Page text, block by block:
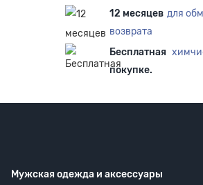
12 месяцев для
возврата
Бесплатная
покупке.
Мужская одежда и аксессуары